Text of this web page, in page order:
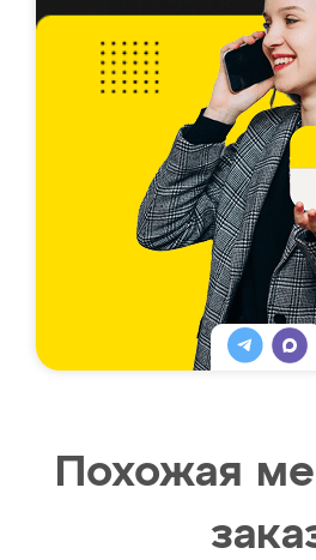
Похожая